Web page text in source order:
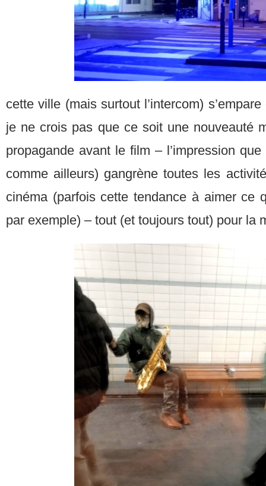
cette ville (mais surtout l’intercom)
je ne crois pas que ce soit une nouveauté
propagande avant le film – l’impression
comme ailleurs) gangrène toutes les
cinéma (parfois cette tendance à aimer ce
par exemple) – tout (et toujours tout) pour la